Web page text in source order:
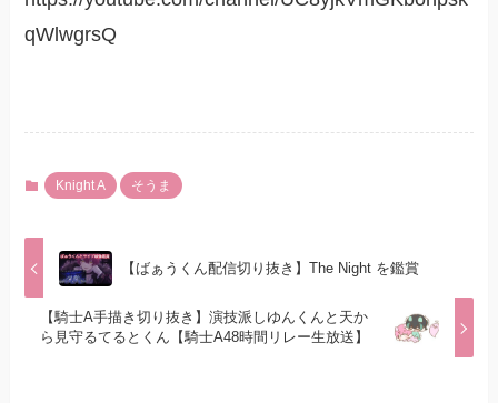
qWlwgrsQ
Knight A そうま
【ばぁうくん配信切り抜き】The Night を鑑賞
【騎士A手描き切り抜き】演技派しゆんくんと天か
ら見守るてるとくん【騎士A48時間リレー生放送】